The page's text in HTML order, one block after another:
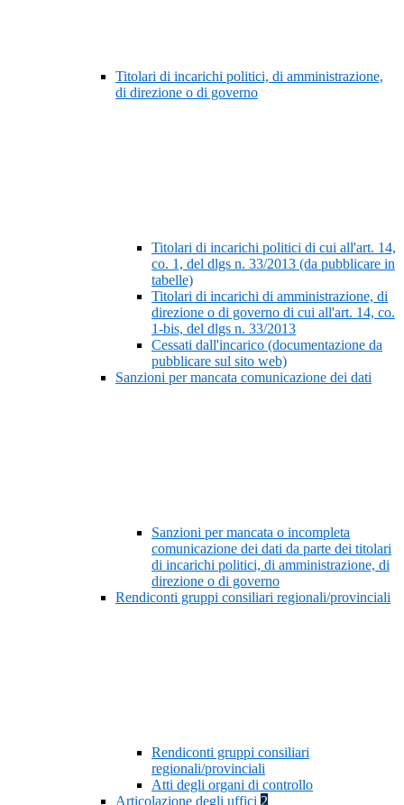
Titolari di incarichi politici, di amministrazione,
di direzione o di governo
Titolari di incarichi politici di cui all'art. 14,
co. 1, del dlgs n. 33/2013 (da pubblicare in
tabelle)
Titolari di incarichi di amministrazione, di
direzione o di governo di cui all'art. 14, co.
1-bis, del dlgs n. 33/2013
Cessati dall'incarico (documentazione da
pubblicare sul sito web)
Sanzioni per mancata comunicazione dei dati
Sanzioni per mancata o incompleta
comunicazione dei dati da parte dei titolari
di incarichi politici, di amministrazione, di
direzione o di governo
Rendiconti gruppi consiliari regionali/provinciali
Rendiconti gruppi consiliari
regionali/provinciali
Atti degli organi di controllo
Articolazione degli uffici 2